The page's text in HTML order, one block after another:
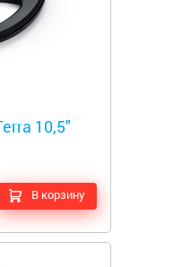
10,5"
В корзину